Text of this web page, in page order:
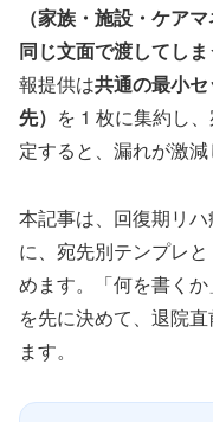
（家族・施設・ケア
同じ文面で渡してしま
報提供は共通の最小
先） を 1 枚に集約し
定すると、漏れが激減
本記事は、回復期リ
に、宛先別テンプレ
めます。「何を書く
を先に決めて、退院
ます。